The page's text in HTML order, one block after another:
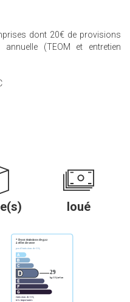
dont 20€ de provisions
(TEOM et entretien
loué